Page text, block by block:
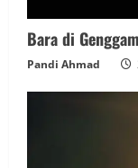
Bara di
Pandi Ahmad